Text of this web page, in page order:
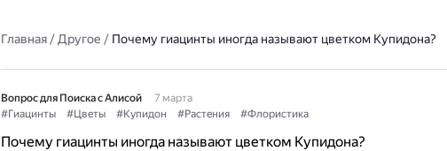
Главная/Другое / Почему гиацинты иногда называют цветком Купидона?
Вопрос для Поиска с Алисой
7 марта
#Гиацинты
#Цветы #Купидон #Растения #Флористика
Почему гиацинты иногда называют цветком Купидона?